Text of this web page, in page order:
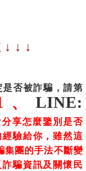
↓ ↓ ↓
否被詐騙，請第
、LINE:
享怎麼鑒別是否
驗給你，雖然這
集團的手法不斷變
騙資訊及關懷民